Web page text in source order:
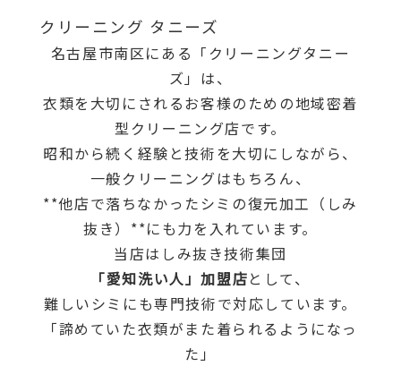
クリーニング タニーズ
名古屋市南区にある「クリーニングタニー
ズ」は、
衣類を大切にされるお客様のための地域密着
型クリーニング店です。
昭和から続く経験と技術を大切にしながら、
一般クリーニングはもちろん、
**他店で落ちなかったシミの復元加工（しみ
抜き）**にも力を入れています。
当店はしみ抜き技術集団
「愛知洗い人」加盟店として、
難しいシミにも専門技術で対応しています。
「諦めていた衣類がまた着られるようになっ
た」